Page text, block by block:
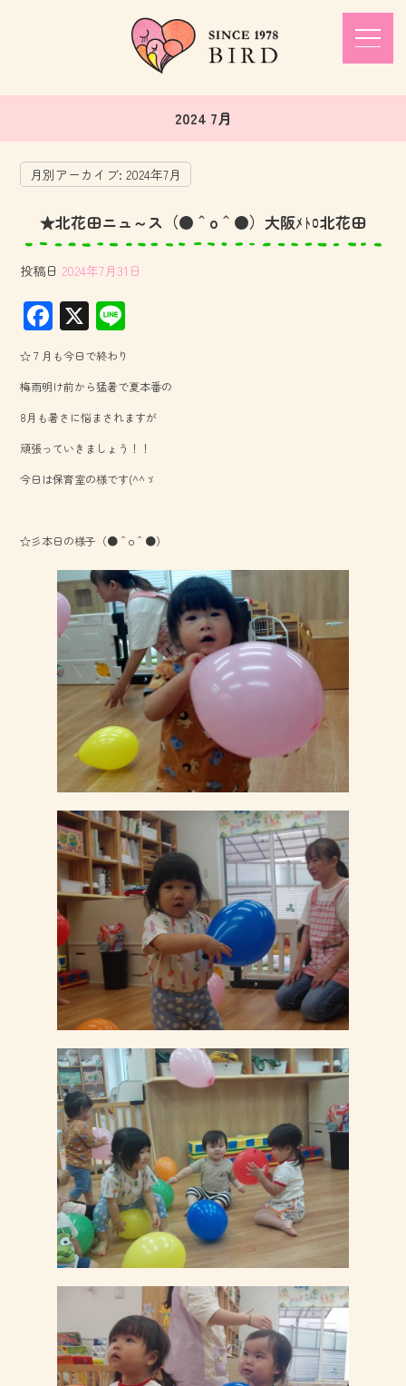
2024 7月
月別アーカイブ:2024年7月
★北花田ニュ～ス（●＾o＾●）大阪ﾒﾄﾛ北花田
投稿日 2024年7月31日
F
ac
e
b
o
ok
X
☆７月も今日で終わり
梅雨明け前から猛暑で夏本番の
8月も暑さに悩まされますが
頑張っていきましょう！！
今日は保育室の様です(^^ゞ
☆彡本日の様子（●＾o＾●）